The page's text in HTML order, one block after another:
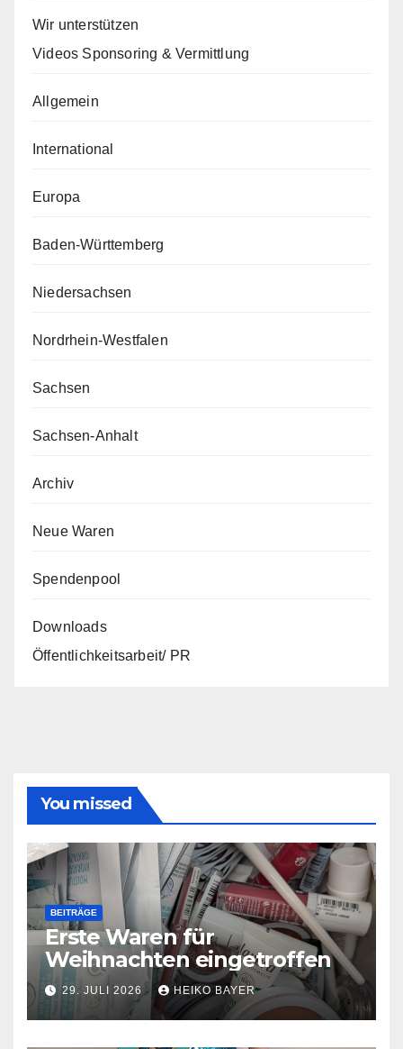
Wir unterstützen
Videos Sponsoring & Vermittlung
Allgemein
International
Europa
Baden-Württemberg
Niedersachsen
Nordrhein-Westfalen
Sachsen
Sachsen-Anhalt
Archiv
Neue Waren
Spendenpool
Downloads
Öffentlichkeitsarbeit/ PR
You missed
BEITRÄGE
Erste Waren für
Weihnachten eingetroffen
29. JULI 2026 HEIKO BAYER